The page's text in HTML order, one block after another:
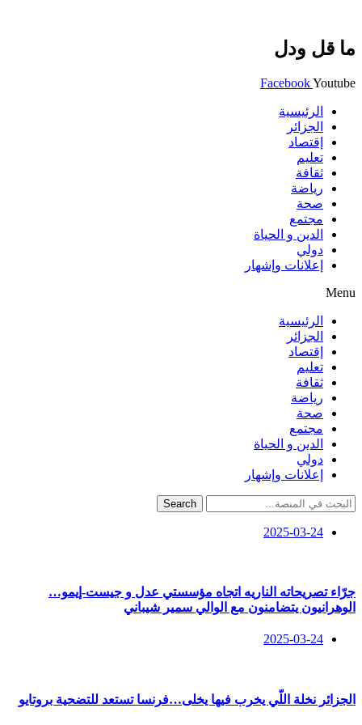
ما قل ودل
FacebookYoutube
الرئيسية
الجزائر
إقتصاد
تعليم
ثقافة
رياضة
صحة
مجتمع
الدين و الحياة
دولي
إعلانات وإشهار
Menu
الرئيسية
الجزائر
إقتصاد
تعليم
ثقافة
رياضة
صحة
مجتمع
الدين و الحياة
دولي
إعلانات وإشهار
Search
2025-03-24
جرّاء تصريحاته الناريه اتجاه مؤسستي عدل و جيست-إيمو…
الوهرانيون يتضامنون مع الوالي سمير شيباني
2025-03-24
الجزائر نخلة اللّي يخرب فيها يخلى…فرنسا تستعد للتضحية بروتايو